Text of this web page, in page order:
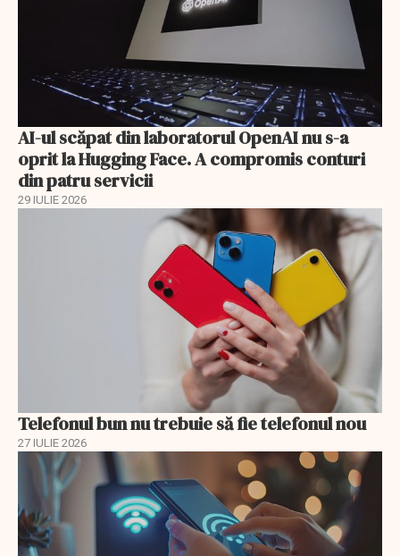
AI-ul scăpat din laboratorul OpenAI nu s-a
oprit la Hugging Face. A compromis conturi
din patru servicii
29 IULIE 2026
Telefonul bun nu trebuie să fie telefonul nou
27 IULIE 2026